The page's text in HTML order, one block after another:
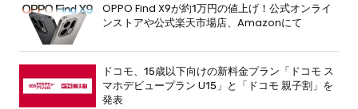
OPPO Find X9が約1万円の値上げ！公式オンライ
ンストアや公式楽天市場店、Amazonにて
ドコモ、15歳以下向けの新料金プラン「ドコモ ス
マホデビュープラン U15」と「ドコモ 親子割」を
発表